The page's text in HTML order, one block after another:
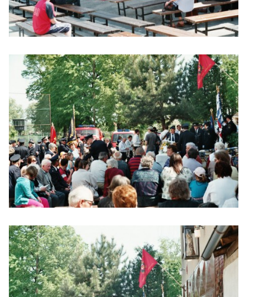
JEDNOTNÝ SYSTÉM VAROVÁNÍ A VYROZUMĚNÍ
OBYVATELSTVA ČR
VÝBOR SDH
KALENDÁŘ SDH
© 2026 eStránky.cz Aktualizováno: 5. 8. 2026